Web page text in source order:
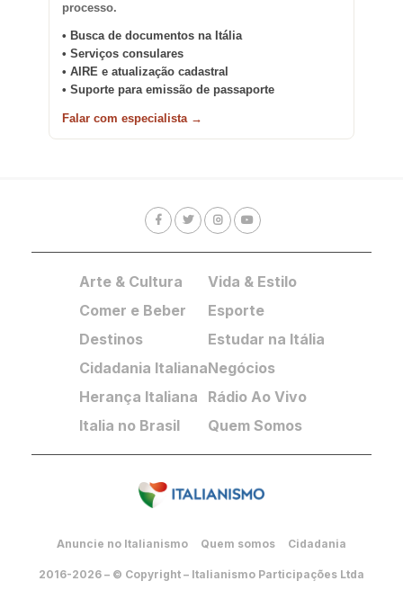
processo.
• Busca de documentos na Itália
• Serviços consulares
• AIRE e atualização cadastral
• Suporte para emissão de passaporte
Falar com especialista →
Arte & Cultura
Comer e Beber
Destinos
Cidadania Italiana
Herança Italiana
Italia no Brasil
Vida & Estilo
Esporte
Estudar na Itália
Negócios
Rádio Ao Vivo
Quem Somos
Anuncie no Italianismo Quem somos Cidadania
2016-2026 – © Copyright – Italianismo Participações Ltda